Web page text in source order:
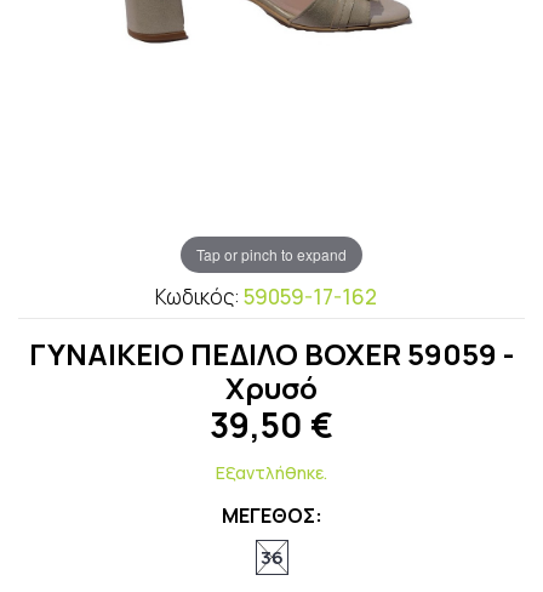
Tap or pinch to expand
Κωδικός: 59059-17-162
ΓΥΝΑΙΚΕΙΟ ΠΕΔΙΛΟ BOXER 59059 -
Χρυσό
39,50 €
Εξαντλήθηκε.
ΜΕΓΕΘΟΣ:
36